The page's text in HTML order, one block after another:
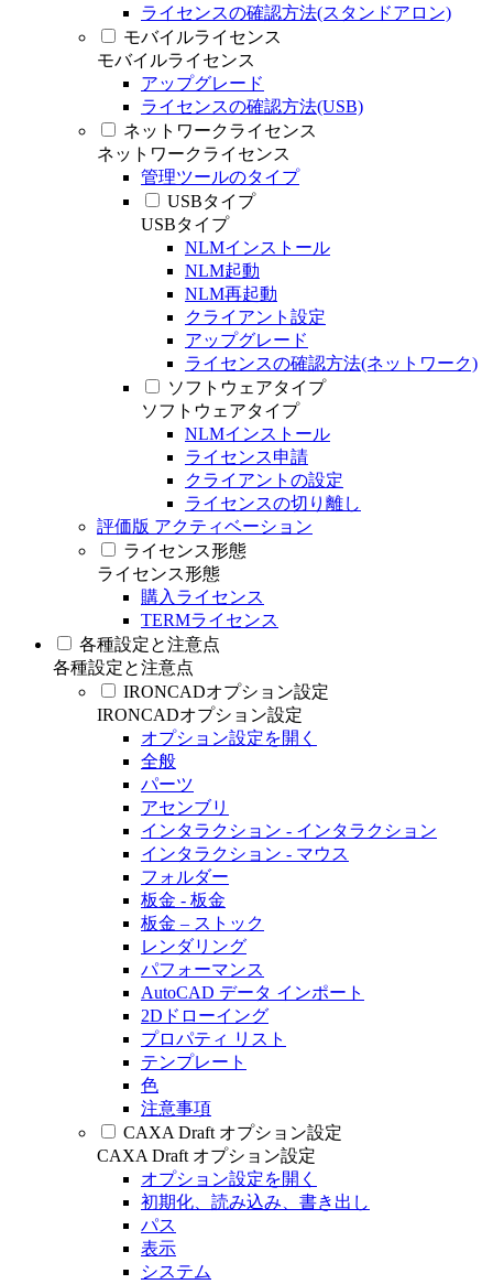
ライセンスの確認方法(スタンドアロン)
モバイルライセンス
モバイルライセンス
アップグレード
ライセンスの確認方法(USB)
ネットワークライセンス
ネットワークライセンス
管理ツールのタイプ
USBタイプ
USBタイプ
NLMインストール
NLM起動
NLM再起動
クライアント設定
アップグレード
ライセンスの確認方法(ネットワーク)
ソフトウェアタイプ
ソフトウェアタイプ
NLMインストール
ライセンス申請
クライアントの設定
ライセンスの切り離し
評価版 アクティベーション
ライセンス形態
ライセンス形態
購入ライセンス
TERMライセンス
各種設定と注意点
各種設定と注意点
IRONCADオプション設定
IRONCADオプション設定
オプション設定を開く
全般
パーツ
アセンブリ
インタラクション - インタラクション
インタラクション - マウス
フォルダー
板金 - 板金
板金 – ストック
レンダリング
パフォーマンス
AutoCAD データ インポート
2Dドローイング
プロパティ リスト
テンプレート
色
注意事項
CAXA Draft オプション設定
CAXA Draft オプション設定
オプション設定を開く
初期化、読み込み、書き出し
パス
表示
システム